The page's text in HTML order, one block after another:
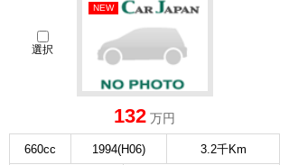
選択
NEW
132 万円
660cc 1994(H06) 3.2千Km